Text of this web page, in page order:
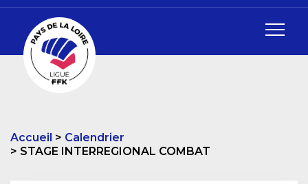
Accueil
Calendrier
STAGE INTERREGIONAL COMBAT